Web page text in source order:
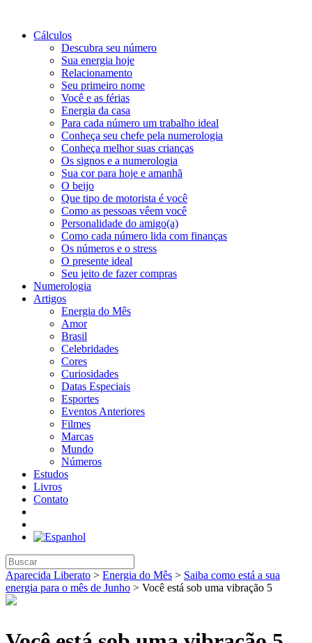
Cálculos
Descubra seu número
Sua energia hoje
Relacionamento
Seu primeiro nome
Você e as férias
Energia da casa
Para cada número um trabalho ideal
Conheça seu chefe pela numerologia
Conheça melhor suas crianças
Os signos e a numerologia
Sua cor para hoje e amanhã
O beijo
Que tipo de motorista é você
Como as pessoas vêem você
Personalidade do amigo(a)
Como cada número lida com finanças
Os números e o stress
O presente ideal
Seu jeito de fazer compras
Numerologia
Artigos
Energia do Mês
Amor
Brasil
Celebridades
Cores
Curiosidades
Datas Especiais
Esportes
Eventos Anteriores
Filmes
Marcas
Mundo
Números
Estudos
Livros
Contato
Aparecida Liberato > Energia do Mês > Saiba como está a sua
energia para o mês de Junho > Você está sob uma vibração 5